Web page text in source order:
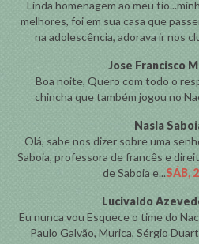
Linda homenagem ao meu
melhores, foi em sua casa que
na adolescência, adorava ir nos
Jose Francisco
Boa noite, Quero com todo o
chincha que também jogou no
Nasla
Olá, sabe nos dizer sobre uma
Saboia, professora de francês e
de Saboia e...SÁB,
Lucivaldo
Eu nunca vou Esquece o time do
Paulo Galvão, Murica, Sérgio